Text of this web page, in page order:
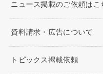
ニュース掲載のご依頼はこ
資料請求・広告について
トピックス掲載依頼